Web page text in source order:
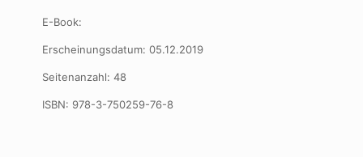
E-Book:
Erscheinungsdatum: 05.12.2019
Seitenanzahl: 48
ISBN: 978-3-750259-76-8